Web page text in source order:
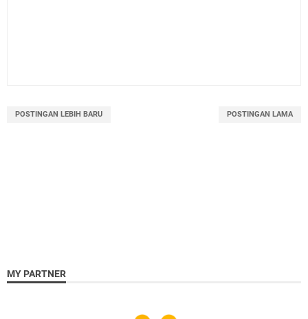
POSTINGAN LEBIH BARU POSTINGAN LAMA
MY PARTNER